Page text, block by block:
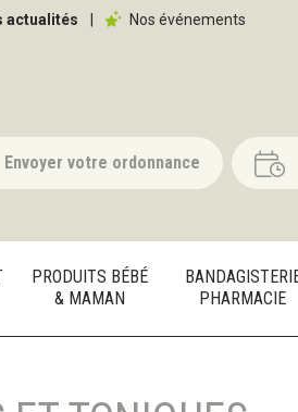
actualités Nos événements
Envoyer votre ordonnance
PRODUITS BÉBÉ
& MAMAN
PHARMACIE